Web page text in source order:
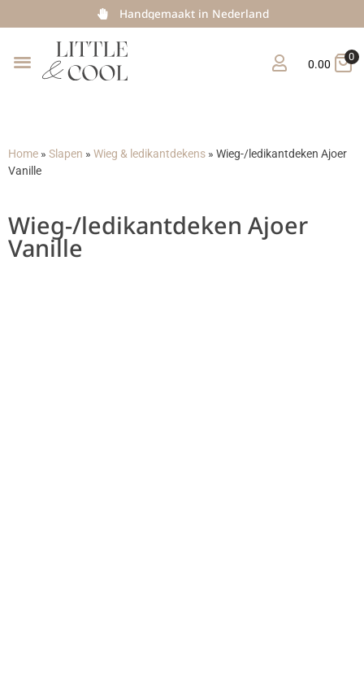
Handgemaakt in Nederland
0.00
0
Home » Slapen » Wieg & ledikantdekens » Wieg-/ledikantdeken Ajoer
Vanille
Wieg-/ledikantdeken Ajoer
Vanille